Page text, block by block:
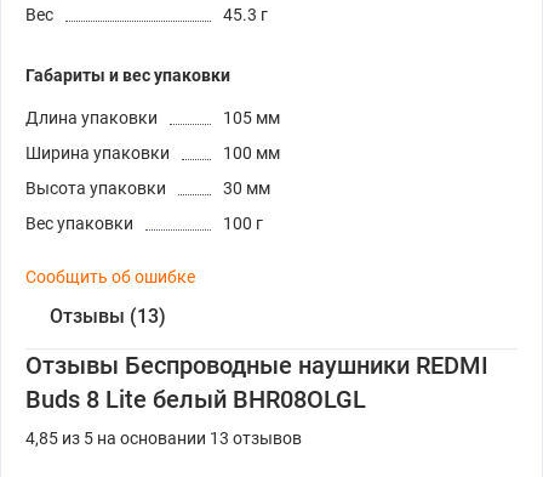
Вес
45.3 г
Габариты и вес упаковки
Длина упаковки
105 мм
Ширина упаковки
100 мм
Высота упаковки
30 мм
Вес упаковки
100 г
Сообщить об ошибке
Отзывы (13)
Отзывы Беспроводные наушники REDMI
Buds 8 Lite белый BHR08OLGL
4,85 из 5 на основании 13 отзывов